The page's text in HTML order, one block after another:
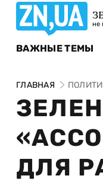
не
ВАЖНЫЕ ТЕМЫ
ГЛАВНАЯ
ДЛЯ